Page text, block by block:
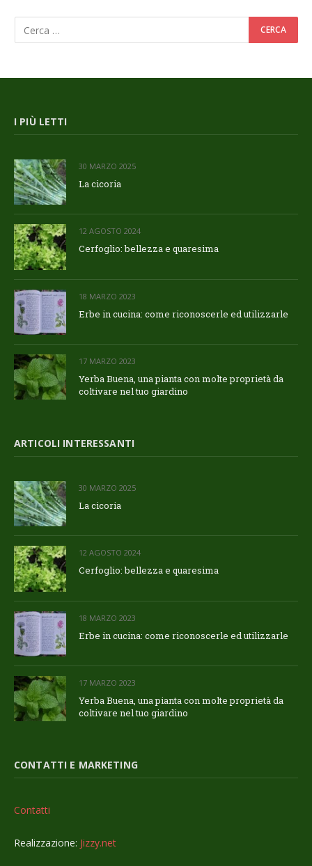
I PIÙ LETTI
30 MARZO 2025
La cicoria
12 AGOSTO 2024
Cerfoglio: bellezza e quaresima
18 MARZO 2023
Erbe in cucina: come riconoscerle ed utilizzarle
17 MARZO 2023
Yerba Buena, una pianta con molte proprietà da
coltivare nel tuo giardino
ARTICOLI INTERESSANTI
30 MARZO 2025
La cicoria
12 AGOSTO 2024
Cerfoglio: bellezza e quaresima
18 MARZO 2023
Erbe in cucina: come riconoscerle ed utilizzarle
17 MARZO 2023
Yerba Buena, una pianta con molte proprietà da
coltivare nel tuo giardino
CONTATTI E MARKETING
Contatti
Realizzazione: Jizzy.net